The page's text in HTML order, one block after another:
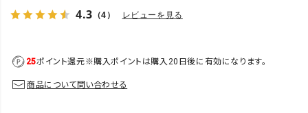
4.3 （4） レビューを見る
25ポイント還元※購入ポイントは購入20日後に有効になります。
商品について問い合わせる